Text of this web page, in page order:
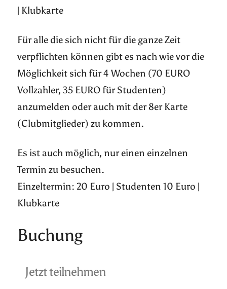
| Klubkarte
Für alle die sich nicht für die ganze Zeit
verpflichten können gibt es nach wie vor die
Möglichkeit sich für 4 Wochen (70 EURO
Vollzahler, 35 EURO für Studenten)
anzumelden oder auch mit der 8er Karte
(Clubmitglieder) zu kommen.
Es ist auch möglich, nur einen einzelnen
Termin zu besuchen.
Einzeltermin: 20 Euro | Studenten 10 Euro |
Klubkarte
Buchung
Jetzt teilnehmen